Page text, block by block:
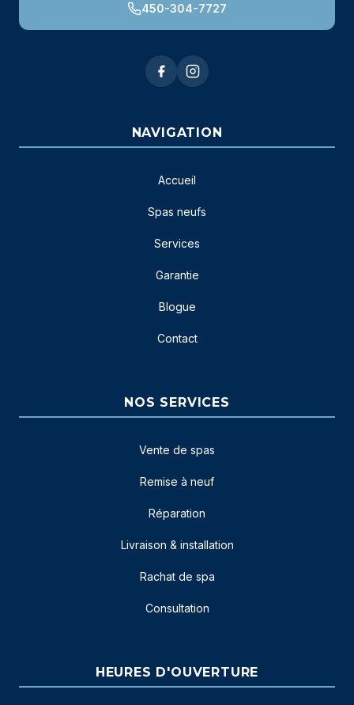
450-304-7727
NAVIGATION
Accueil
Spas neufs
Services
Garantie
Blogue
Contact
NOS SERVICES
Vente de spas
Remise à neuf
Réparation
Livraison & installation
Rachat de spa
Consultation
HEURES D'OUVERTURE